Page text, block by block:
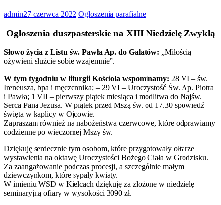
admin27 czerwca 2022 Ogłoszenia parafialne
Ogłoszenia duszpasterskie na XIII Niedzielę Zwykłą
Słowo życia z Listu św. Pawła Ap. do Galatów: „Miłością
ożywieni służcie sobie wzajemnie”.
W tym tygodniu w liturgii Kościoła wspominamy: 28 VI – św.
Ireneusza, bpa i męczennika; – 29 VI – Uroczystość Św. Ap. Piotra
i Pawła; 1 VII – pierwszy piątek miesiąca i modlitwa do Najśw.
Serca Pana Jezusa. W piątek przed Mszą św. od 17.30 spowiedź
święta w kaplicy w Ojcowie.
Zapraszam również na nabożeństwa czerwcowe, które odprawiamy
codzienne po wieczornej Mszy św.
Dziękuję serdecznie tym osobom, które przygotowały ołtarze
wystawienia na oktawę Uroczystości Bożego Ciała w Grodzisku.
Za zaangażowanie podczas procesji, a szczególnie małym
dziewczynkom, które sypały kwiaty.
W imieniu WSD w Kielcach dziękuję za złożone w niedzielę
seminaryjną ofiary w wysokości 3090 zł.